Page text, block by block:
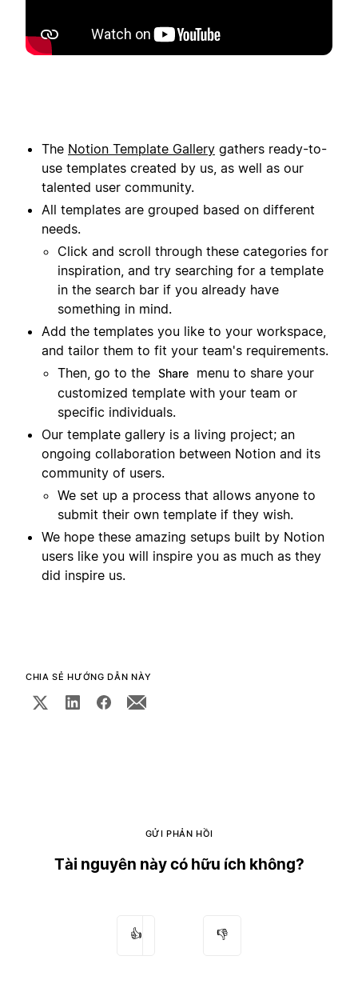
The Notion Template Gallery gathers ready-to-
use templates created by us, as well as our
talented user community.
All templates are grouped based on different
needs.
Click and scroll through these categories for
inspiration, and try searching for a template
in the search bar if you already have
something in mind.
Add the templates you like to your workspace,
and tailor them to fit your team's requirements.
Then, go to the Share
menu to share your
customized template with your team or
specific individuals.
Our template gallery is a living project; an
ongoing collaboration between Notion and its
community of users.
We set up a process that allows anyone to
submit their own template if they wish.
We hope these amazing setups built by Notion
users like you will inspire you as much as they
did inspire us.
CHIA SẺ HƯỚNG DẪN NÀY
GỬI PHẢN HỒI
Tài nguyên này có hữu ích không?
👍 👎